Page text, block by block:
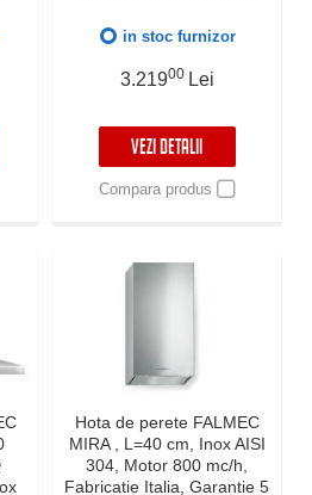
in stoc furnizor
3.21900 Lei
VEZI DETALII
Compara produs
Hota de perete FALMEC
MIRA , L=40 cm, Inox AISI
304, Motor 800 mc/h,
Fabricatie Italia, Garantie 5